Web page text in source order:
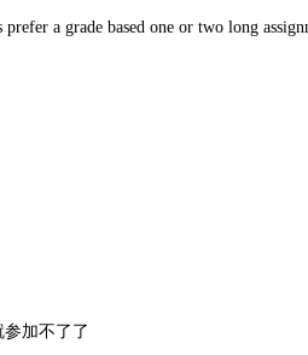
a grade based one or two long
加不了了